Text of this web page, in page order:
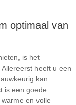
optimaal van
is het
heeft u een
kan
is een goede
en volle